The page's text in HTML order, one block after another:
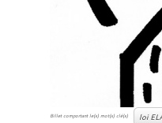
Billet comportant le(s) mot(s) clé(s) loi